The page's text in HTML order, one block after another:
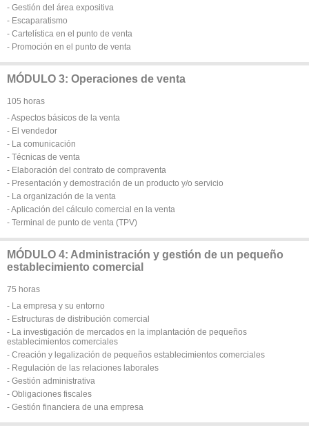
- Gestión del área expositiva
- Escaparatismo
- Cartelística en el punto de venta
- Promoción en el punto de venta
MÓDULO 3: Operaciones de venta
105 horas
- Aspectos básicos de la venta
- El vendedor
- La comunicación
- Técnicas de venta
- Elaboración del contrato de compraventa
- Presentación y demostración de un producto y/o servicio
- La organización de la venta
- Aplicación del cálculo comercial en la venta
- Terminal de punto de venta (TPV)
MÓDULO 4: Administración y gestión de un pequeño
establecimiento comercial
75 horas
- La empresa y su entorno
- Estructuras de distribución comercial
- La investigación de mercados en la implantación de pequeños
establecimientos comerciales
- Creación y legalización de pequeños establecimientos comerciales
- Regulación de las relaciones laborales
- Gestión administrativa
- Obligaciones fiscales
- Gestión financiera de una empresa